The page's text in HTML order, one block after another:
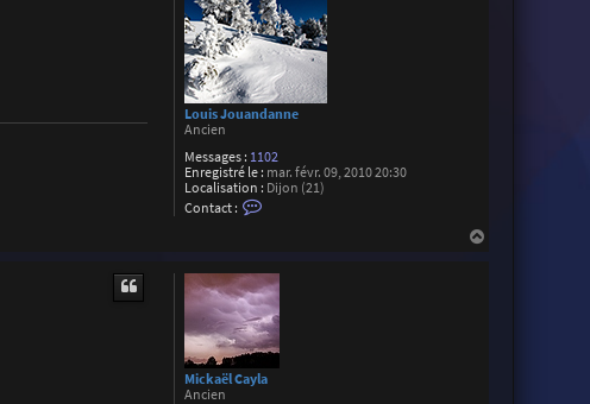
Louis Jouandanne
Ancien
Messages : 1102
Enregistré le : mar. févr. 09, 2010 20:30
Localisation : Dijon (21)
Contact :
c
t
e
r
L
o
u
i
Mickaël Cayla
Ancien